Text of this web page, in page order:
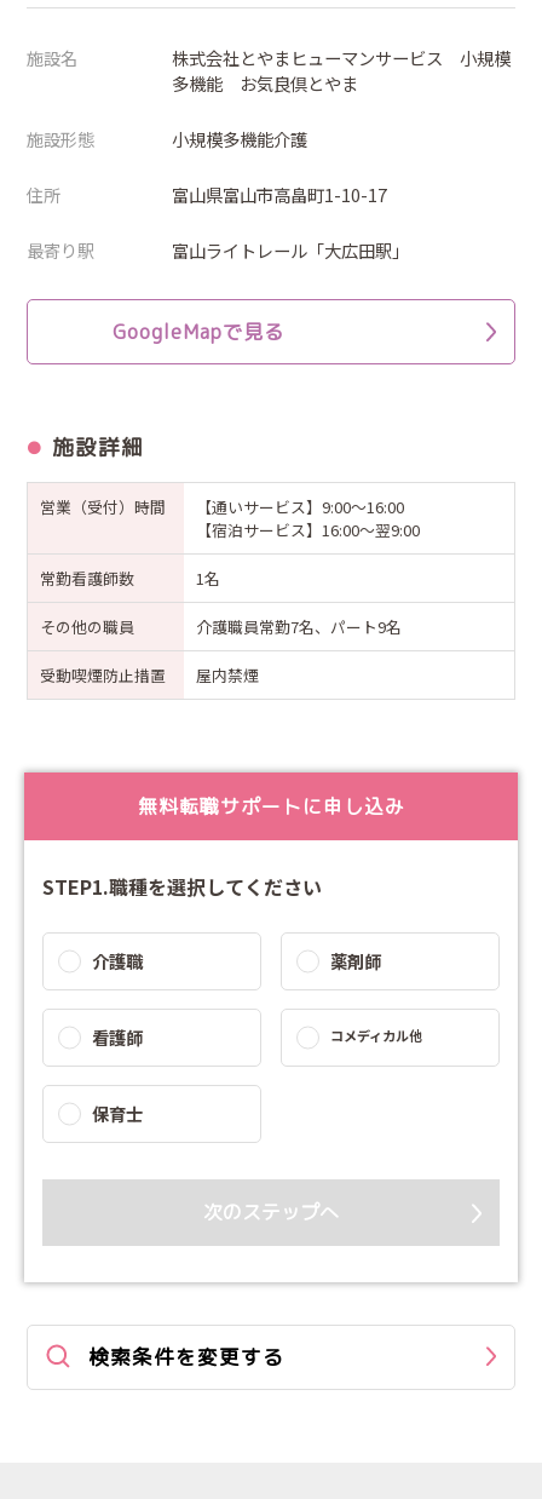
施設名
株式会社とやまヒューマンサービス 小規模
多機能 お気良倶とやま
施設形態 小規模多機能介護
住所 富山県富山市高畠町1-10-17
最寄り駅 富山ライトレール「大広田駅」
GoogleMapで見る
施設詳細
営業（受付）時間
【通いサービス】9:00～16:00
【宿泊サービス】16:00～翌9:00
常勤看護師数 1名
その他の職員 介護職員常勤7名、パート9名
受動喫煙防止措置 屋内禁煙
無料転職サポートに申し込み
STEP1.職種を選択してください
介護職 薬剤師
看護師 コメディカル他
保育士
次のステップへ
検索条件を変更する